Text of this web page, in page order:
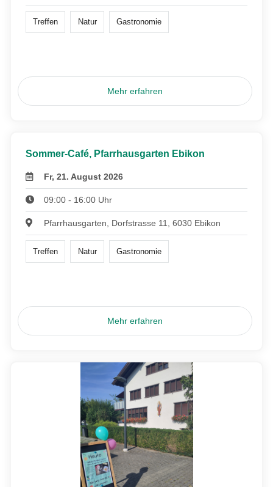
Treffen Natur Gastronomie
Mehr erfahren
Sommer-Café, Pfarrhausgarten Ebikon
Fr, 21. August 2026
09:00 - 16:00 Uhr
Pfarrhausgarten, Dorfstrasse 11, 6030 Ebikon
Treffen Natur Gastronomie
Mehr erfahren